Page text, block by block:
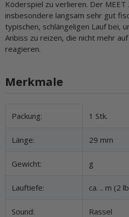
Köderspiel zu verlieren. Der MEET
insbesondere langsam sehr gut
typischen, schlängeligen Lauf bei,
Anbiss zu reizen, die nicht mehr
reagieren.
Merkmale
Produkteigenschaft
Wert
Packung: 1 Stk.
Länge: 29 mm
Gewicht: g
Lauftiefe: ca. .. m (2
Sound: Rassel